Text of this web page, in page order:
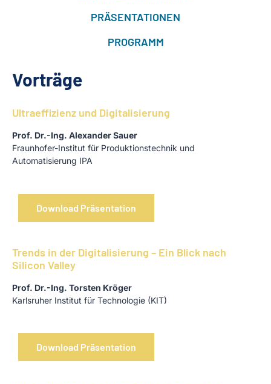
PRÄSENTATIONEN
PROGRAMM
Vorträge
Ultraeffizienz und Digitalisierung
Prof. Dr.-Ing. Alexander Sauer
Fraun­hofer-Institut für Produktions­technik und
Automatisierung IPA
Download Präsentation
Trends in der Digita­lisierung – Ein Blick nach
Silicon Valley
Prof. Dr.-Ing. Torsten Kröger
Karlsruher Institut für Technologie (KIT)
Download Präsentation